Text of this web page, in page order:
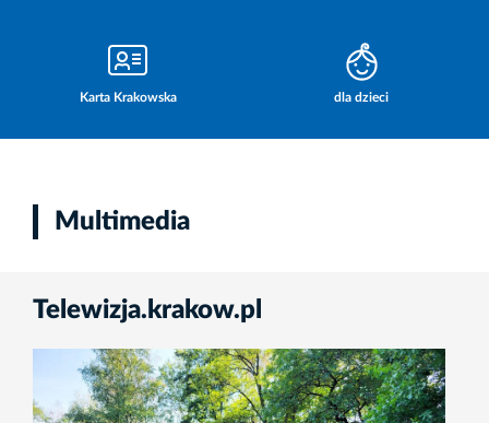
Karta Krakowska dla dzieci
Multimedia
Telewizja.krakow.pl